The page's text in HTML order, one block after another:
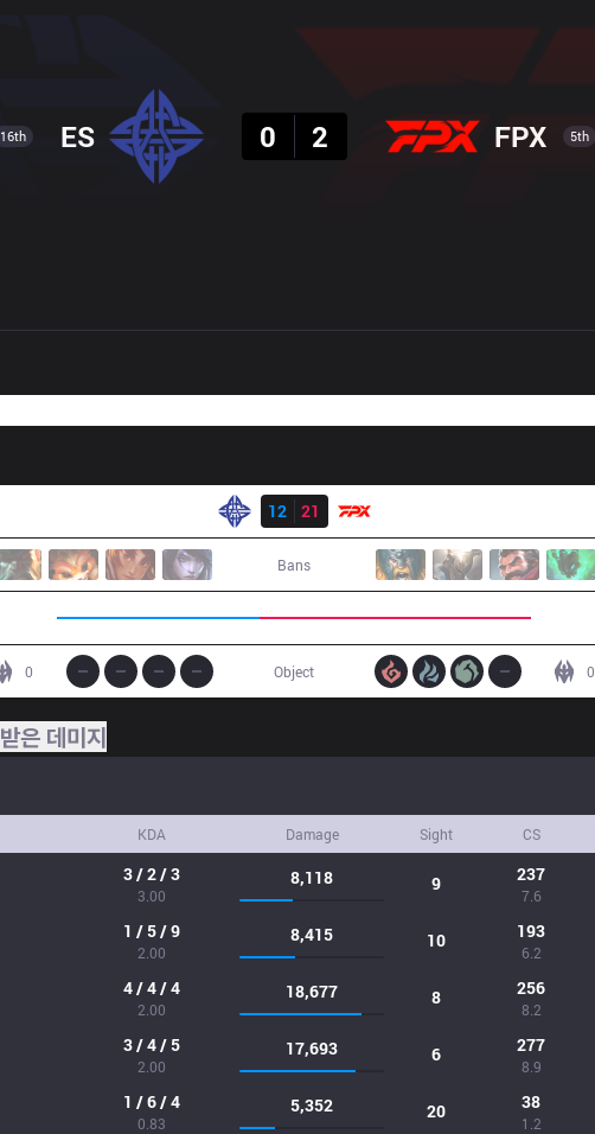
16th ES
0
2 FPX 5th
12
21
Bans
0 0
Object
받은 데미지
KDA Damage Sight CS
3 / 2 / 3
3.00
8,118 9 237
7.6
1 / 5 / 9
2.00
8,415 10 193
6.2
4 / 4 / 4
2.00
18,677 8 256
8.2
3 / 4 / 5
2.00
17,693 6 277
8.9
1 / 6 / 4
0.83
5,352 20 38
1.2